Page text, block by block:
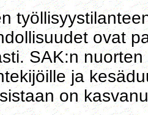
ovat
SAK:n
ja
on